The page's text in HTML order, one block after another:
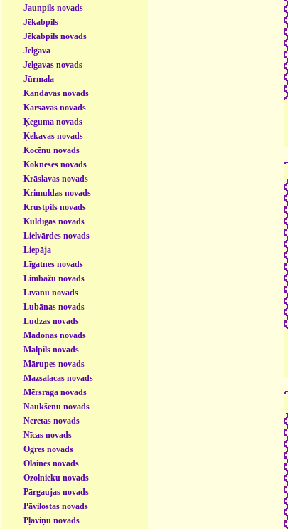
Jaunpils novads
Jēkabpils
Jēkabpils novads
Jelgava
Jelgavas novads
Jūrmala
Kandavas novads
Kārsavas novads
Ķeguma novads
Ķekavas novads
Kocēnu novads
Kokneses novads
Krāslavas novads
Krimuldas novads
Krustpils novads
Kuldīgas novads
Lielvārdes novads
Liepāja
Līgatnes novads
Limbažu novads
Līvānu novads
Lubānas novads
Ludzas novads
Madonas novads
Mālpils novads
Mārupes novads
Mazsalacas novads
Mērsraga novads
Naukšēnu novads
Neretas novads
Nīcas novads
Ogres novads
Olaines novads
Ozolnieku novads
Pārgaujas novads
Pāvilostas novads
Pļaviņu novads